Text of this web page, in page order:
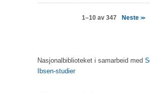
1–10 av 347 Neste >>
Nasjonalbiblioteket i samarbeid med
Ibsen-studier